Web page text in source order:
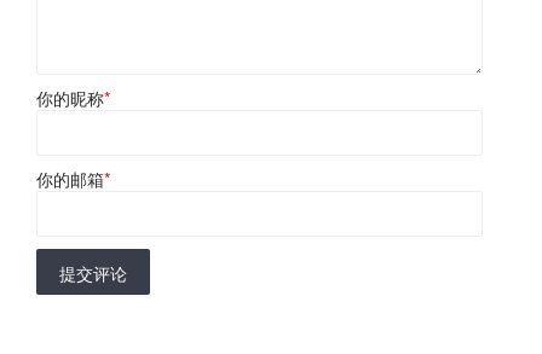
你的昵称*
你的邮箱*
提交评论